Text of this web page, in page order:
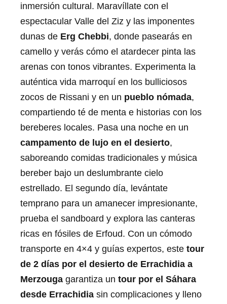
inmersión cultural. Maravíllate con el
espectacular Valle del Ziz y las imponentes
dunas de Erg Chebbi, donde pasearás en
camello y verás cómo el atardecer pinta las
arenas con tonos vibrantes. Experimenta la
auténtica vida marroquí en los bulliciosos
zocos de Rissani y en un pueblo nómada,
compartiendo té de menta e historias con los
bereberes locales. Pasa una noche en un
campamento de lujo en el desierto,
saboreando comidas tradicionales y música
bereber bajo un deslumbrante cielo
estrellado. El segundo día, levántate
temprano para un amanecer impresionante,
prueba el sandboard y explora las canteras
ricas en fósiles de Erfoud. Con un cómodo
transporte en 4×4 y guías expertos, este tour
de 2 días por el desierto de Errachidia a
Merzouga garantiza un tour por el Sáhara
desde Errachidia sin complicaciones y lleno